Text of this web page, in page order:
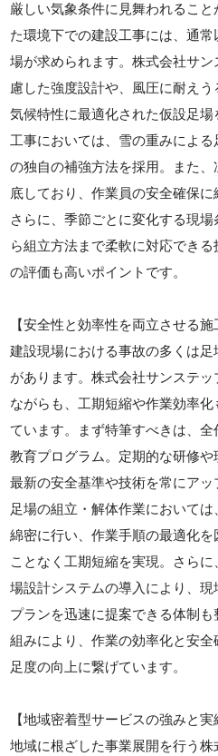
厳しい気象条件に見舞われるこ
た環境下での建設工事には、通
場が求められます。株式会社サ
慮した強度設計や、風圧に耐え
気候特性に最適化された仮設足
工事においては、雪の重みによ
の独自の補強方法を採用。また
底しており、作業員の安全確保に
さらに、季節ごとに変化する現
ら組立方法まで柔軟に対応でき
の評価も高いポイントです。
【安全性と効率性を両立させる施
建設現場における事故の多くは
があります。株式会社サンステ
ながらも、工期短縮や作業効率
ています。まず特筆すべきは、
教育プログラム。定期的な研修や
最新の安全基準や技術を常にアッ
足場の組立・解体作業において
綿密に行い、作業手順の最適化
ことなく工期短縮を実現。さら
場設計システムの導入により、
プランを迅速に提案できる体制
組みにより、作業の効率化と安
足度の向上に繋げています。
【地域密着型サービスの強みと実
地域に根ざした事業展開を行う